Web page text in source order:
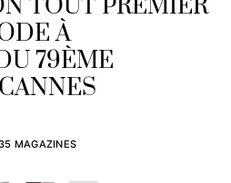
TOUT PREMIER
À
79ÈME
MAGAZINES